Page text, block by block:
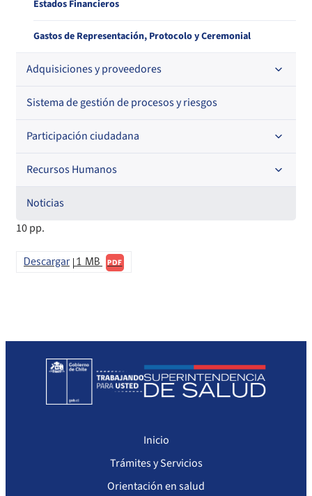
Estados Financieros
Gastos de Representación, Protocolo y Ceremonial
Adquisiciones y proveedores
Contrataciones
Histórico de órdenes de compra
Histórico detalle Pago a Proveedores
Información para proveedores institucionales
Informa Licitaciones
Licitaciones en curso
Órdenes de compra
Monitoreo cumplimiento PAC
Arriendo de Bienes Inmuebles no sujetos a Ley de Compras
Sistema de gestión de procesos y riesgos
Participación ciudadana
Acceso a información relevante
Audiencias Públicas
Consejo de la Sociedad Civil
Cuenta Pública Participativa
Recursos Humanos
Código de Ética de la Superintendencia
Noticias
10 pp.
Descargar 1 MB PDF
Inicio
Trámites y Servicios
Orientación en salud